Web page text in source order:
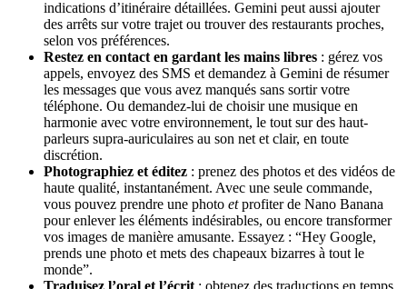
indications d’itinéraire détaillées. Gemini peut aussi ajouter
des arrêts sur votre trajet ou trouver des restaurants proches,
selon vos préférences.
Restez en contact en gardant les mains libres : gérez vos
appels, envoyez des SMS et demandez à Gemini de résumer
les messages que vous avez manqués sans sortir votre
téléphone. Ou demandez-lui de choisir une musique en
harmonie avec votre environnement, le tout sur des haut-
parleurs supra-auriculaires au son net et clair, en toute
discrétion.
Photographiez et éditez : prenez des photos et des vidéos de
haute qualité, instantanément. Avec une seule commande,
vous pouvez prendre une photo etprofiter de Nano Banana
pour enlever les éléments indésirables, ou encore transformer
vos images de manière amusante. Essayez : “Hey Google,
prends une photo et mets des chapeaux bizarres à tout le
monde”.
Traduisez l’oral et l’écrit : obtenez des traductions en temps